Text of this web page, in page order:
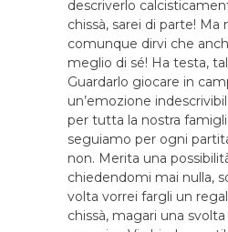
descriverlo
chissà, sarei di parte! Ma
comunque dirvi che
meglio di sé! Ha testa,
Guardarlo giocare in
un’emozione
per tutta la nostra
seguiamo per ogni
non. Merita una
chiedendomi mai nulla,
volta vorrei fargli un
chissà, magari una